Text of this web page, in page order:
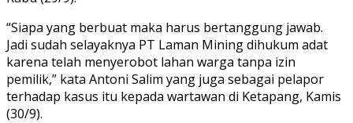
“Siapa yang berbuat maka harus bertanggung jawab.
Jadi sudah selayaknya PT Laman Mining dihukum adat
karena telah menyerobot lahan warga tanpa izin
pemilik,” kata Antoni Salim yang juga sebagai pelapor
terhadap kasus itu kepada wartawan di Ketapang, Kamis
(30/9).